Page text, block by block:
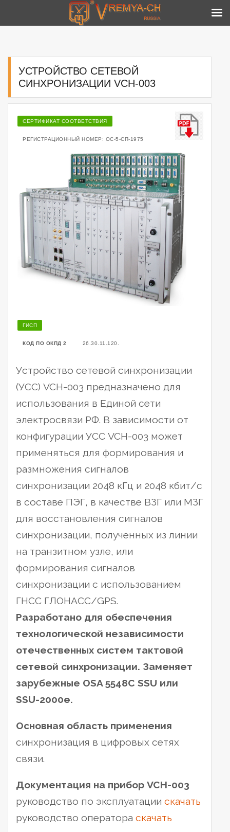
contentУСТРОЙСТВО СЕТЕВОЙ
СИНХРОНИЗАЦИИ VCH-003
СЕРТИФИКАТ СООТВЕТСТВИЯ
РЕГИСТРАЦИОННЫЙ НОМЕР: ОС-5-СП-1975
ГИСП
КОД ПО ОКПД 2 26.30.11.120.
Устройство сетевой синхронизации
(УСС) VCH-003 предназначено для
использования в Единой сети
электросвязи РФ. В зависимости от
конфигурации УСС VCH-003 может
применяться для формирования и
размножения сигналов
синхронизации 2048 кГц и 2048 кбит/с
в составе ПЭГ, в качестве ВЗГ или МЗГ
для восстановления сигналов
синхронизации, полученных из линии
на транзитном узле, или
формирования сигналов
синхронизации с использованием
ГНСС ГЛОНАСС/GPS.
Разработано для обеспечения
технологической независимости
отечественных систем тактовой
сетевой синхронизации. Заменяет
зарубежные OSA 5548C SSU или
SSU-2000е.
Основная область применения
синхронизация в цифровых сетях
связи.
Документация на прибор VCH-003
руководство по эксплуатации скачать
руководство оператора скачать